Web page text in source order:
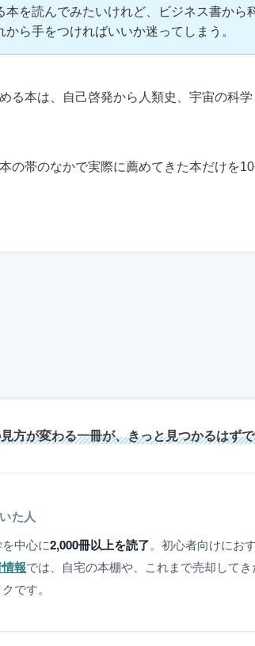
本を読んでみたいけれど、ビジネス書から
ら手をつければいいか迷ってしまう。
る本は、自己啓発から人類史、宇宙の科
の帯のなかで実際に薦めてきた本だけを10
方が変わる一冊が、きっと見つかるはず
た人
中心に2,000冊以上を読了。初心者向けにお
報では、自宅の本棚や、これまで売却して
です。